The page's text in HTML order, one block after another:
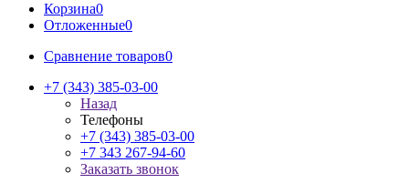
Корзина0
Отложенные0
Сравнение товаров0
+7 (343) 385-03-00
Назад
Телефоны
+7 (343) 385-03-00
+7 343 267-94-60
Заказать звонок